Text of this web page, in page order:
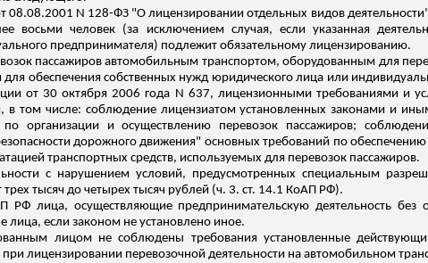
08.08.2001 N 128-ФЗ "О лицензировании отдельных видов
восьми человек (за исключением случая, если указанная
предпринимателя) подлежит обязательному лицензированию.
пассажиров автомобильным транспортом, оборудованным для
для обеспечения собственных нужд юридического лица или
от 30 октября 2006 года N 637, лицензионными требованиями и
в том числе: соблюдение лицензиатом установленных законами и
по организации и осуществлению перевозок пассажиров;
дорожного движения" основных требований по
транспортных средств, используемых для перевозок пассажиров.
с нарушением условий, предусмотренных специальным
тысяч до четырех тысяч рублей (ч. 3. ст. 14.1 КоАП РФ).
РФ лица, осуществляющие предпринимательскую деятельность без
лица, если законом не установлено иное.
лицом не соблюдены требования установленные
лицензировании перевозочной деятельности на автомобильном